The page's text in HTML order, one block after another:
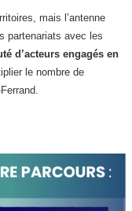
mais l’antenne
partenariats avec les
d’acteurs engagés en
le nombre de